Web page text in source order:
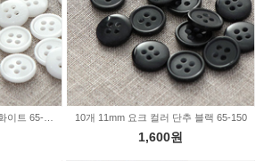
10개 11mm 요크 컬러 단추 블랙 65-150
1,600원